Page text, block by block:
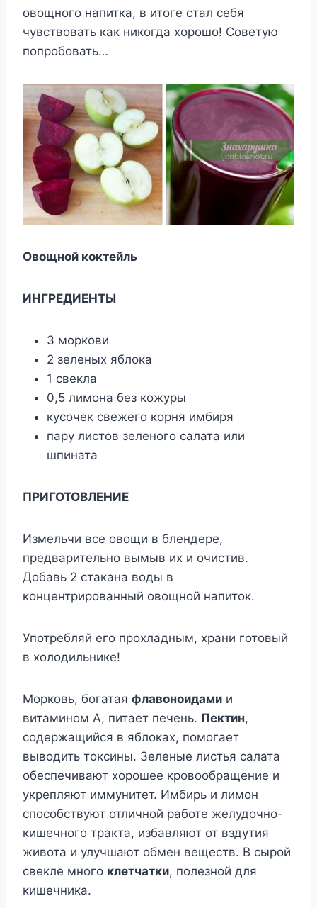
овощного напитка, в итоге стал себя
чувствовать как никогда хорошо! Советую
попробовать…
Овощной коктейль
ИНГРЕДИЕНТЫ
3 моркови
2 зеленых яблока
1 свекла
0,5 лимона без кожуры
кусочек свежего корня имбиря
пару листов зеленого салата или
шпината
ПРИГОТОВЛЕНИЕ
Измельчи все овощи в блендере,
предварительно вымыв их и очистив.
Добавь 2 стакана воды в
концентрированный овощной напиток.
Употребляй его прохладным, храни готовый
в холодильнике!
Морковь, богатая флавоноидами и
витамином А, питает печень. Пектин,
содержащийся в яблоках, помогает
выводить токсины. Зеленые листья салата
обеспечивают хорошее кровообращение и
укрепляют иммунитет. Имбирь и лимон
способствуют отличной работе желудочно-
кишечного тракта, избавляют от вздутия
живота и улучшают обмен веществ. В сырой
свекле много клетчатки, полезной для
кишечника.